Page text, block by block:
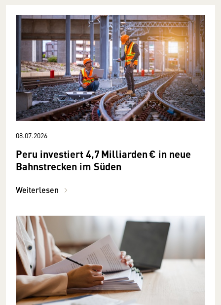
08.07.2026
Peru investiert 4,7 Milliarden € in neue
Bahnstrecken im Süden
Weiterlesen